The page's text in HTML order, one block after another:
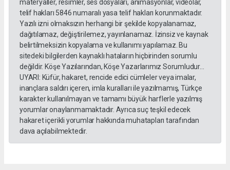
materyaller, resimler, ses dosyaları, animasyonlar, videolar,
telif hakları 5846 numaralı yasa telif hakları korunmaktadır.
Yazılı izni olmaksızın herhangi bir şekilde kopyalanamaz,
dağıtılamaz, değiştirilemez, yayınlanamaz. İzinsiz ve kaynak
belirtilmeksizin kopyalama ve kullanımı yapılamaz. Bu
sitedeki bilgilerden kaynaklı hataların hiçbirinden sorumlu
değildir. Köşe Yazılarından, Köşe Yazarlarımız Sorumludur...
UYARI: Küfür, hakaret, rencide edici cümleler veya imalar,
inançlara saldırı içeren, imla kuralları ile yazılmamış, Türkçe
karakter kullanılmayan ve tamamı büyük harflerle yazılmış
yorumlar onaylanmamaktadır. Ayrıca suç teşkil edecek
hakaret içerikli yorumlar hakkında muhatapları tarafından
dava açılabilmektedir.